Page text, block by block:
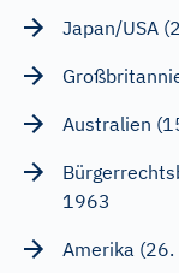
Japan/USA
Australien
1963
Amerika